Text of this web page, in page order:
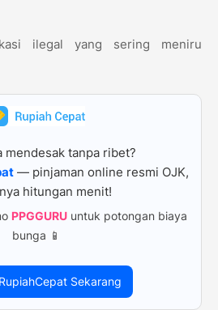
ilegal yang sering meniru
mendesak tanpa ribet?
— pinjaman online resmi OJK,
hitungan menit!
PPGGURUuntuk potongan biaya
bunga 📱
Sekarang